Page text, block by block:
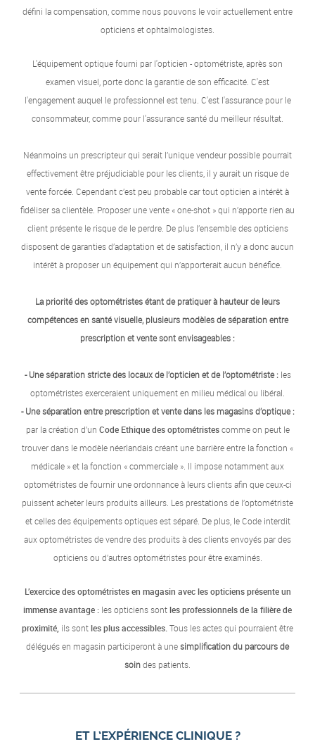
défini la compensation, comme nous pouvons le voir actuellement entre
opticiens et ophtalmologistes.
L'équipement optique fourni par l'opticien - optométriste, après son
examen visuel, porte donc la garantie de son efficacité. C'est
l'engagement auquel le professionnel est tenu. C'est l'assurance pour le
consommateur, comme pour l'assurance santé du meilleur résultat.
Néanmoins un prescripteur qui serait l’unique vendeur possible pourrait
effectivement être préjudiciable pour les clients, il y aurait un risque de
vente forcée. Cependant c’est peu probable car tout opticien a intérêt à
fidéliser sa clientèle. Proposer une vente « one-shot » qui n’apporte rien au
client présente le risque de le perdre. De plus l’ensemble des opticiens
disposent de garanties d’adaptation et de satisfaction, il n’y a donc aucun
intérêt à proposer un équipement qui n’apporterait aucun bénéfice.
La priorité des optométristes étant de pratiquer à hauteur de leurs
compétences en santé visuelle, plusieurs modèles de séparation entre
prescription et vente sont envisageables :
- Une séparation stricte des locaux de l’opticien et de l’optométriste :les
optométristes exerceraient uniquement en milieu médical ou libéral.
- Une séparation entre prescription et vente dans les magasins d’optique :
par la création d’un Code Ethique des optométristescomme on peut le
trouver dans le modèle néerlandais créant une barrière entre la fonction «
médicale » et la fonction « commerciale ». Il impose notamment aux
optométristes de fournir une ordonnance à leurs clients afin que ceux-ci
puissent acheter leurs produits ailleurs. Les prestations de l’optométriste
et celles des équipements optiques est séparé. De plus, le Code interdit
aux optométristes de vendre des produits à des clients envoyés par des
opticiens ou d’autres optométristes pour être examinés.
L’exercice des optométristes en magasin avec les opticiens présente un
immense avantage : les opticiens sontles professionnels de la filière de
proximité, ils sontles plus accessibles.Tous les actes qui pourraient être
délégués en magasin participeront à unesimplification du parcours de
soindes patients.
ET L’EXPÉRIENCE CLINIQUE ?